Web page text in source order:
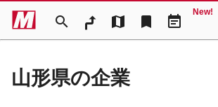
search map bookmark event_note
New!
山形県の企業